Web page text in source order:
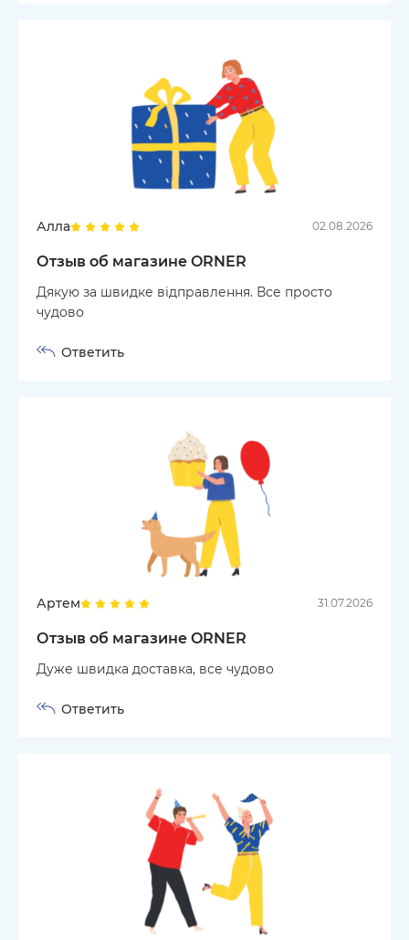
Алла 02.08.2026
Отзыв об магазине ORNER
Дякую за швидке відправлення. Все просто
чудово
Ответить
Артем 31.07.2026
Отзыв об магазине ORNER
Дуже швидка доставка, все чудово
Ответить